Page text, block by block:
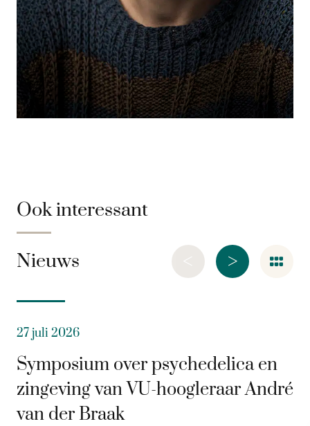
Ook interessant
Nieuws >
<
27 juli 2026
Symposium over psychedelica en
zingeving van VU-hoogleraar André
van der Braak